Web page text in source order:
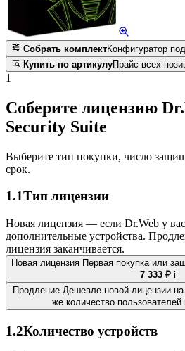
Собрать комплектКонфигуратор
Купить по артикулуПрайс всех
1
Соберите лицензию
Security Suite
Выберите тип покупки, число
срок.
1.1Тип лицензии
Новая лицензия — если Dr.Web у
дополнительные устройства.
лицензия заканчивается.
Новая лицензия Первая покупка или
7 333 ₽ i
Продление Дешевле новой лицензии
же количество пользователей
1.2Количество устройств